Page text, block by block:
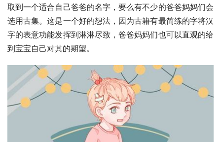
取到一个适合自己爸爸的名字，要么有不少的爸爸妈妈们会
选用古集。这是一个好的想法，因为古籍有最简练的字将汉
字的表意功能发挥到淋淋尽致，爸爸妈妈们也可以直观的给
到宝宝自己对其的期望。